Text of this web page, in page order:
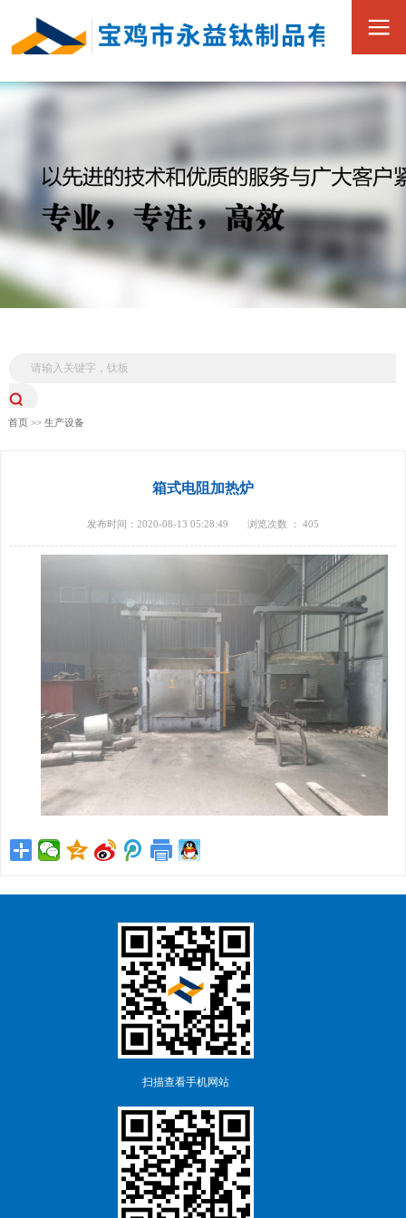
国
服
务
热
0917-3390168
15349173880
首页 >> 生产设备
箱式电阻加热炉
发布时间：2020-08-13 05:28:49 浏览次数 ： 405
扫描查看手机网站